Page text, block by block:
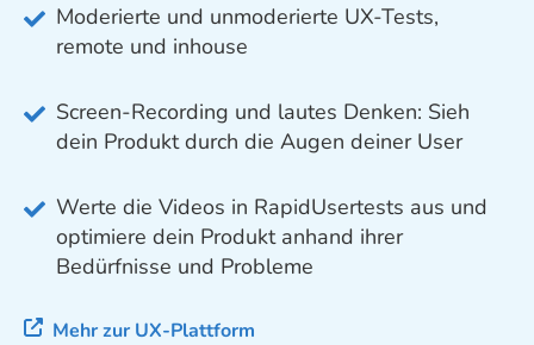
Moderierte und unmoderierte UX-Tests,
remote und inhouse
Screen-Recording und lautes Denken: Sieh
dein Produkt durch die Augen deiner User
Werte die Videos in RapidUsertests aus und
optimiere dein Produkt anhand ihrer
Bedürfnisse und Probleme
Mehr zur UX-Plattform